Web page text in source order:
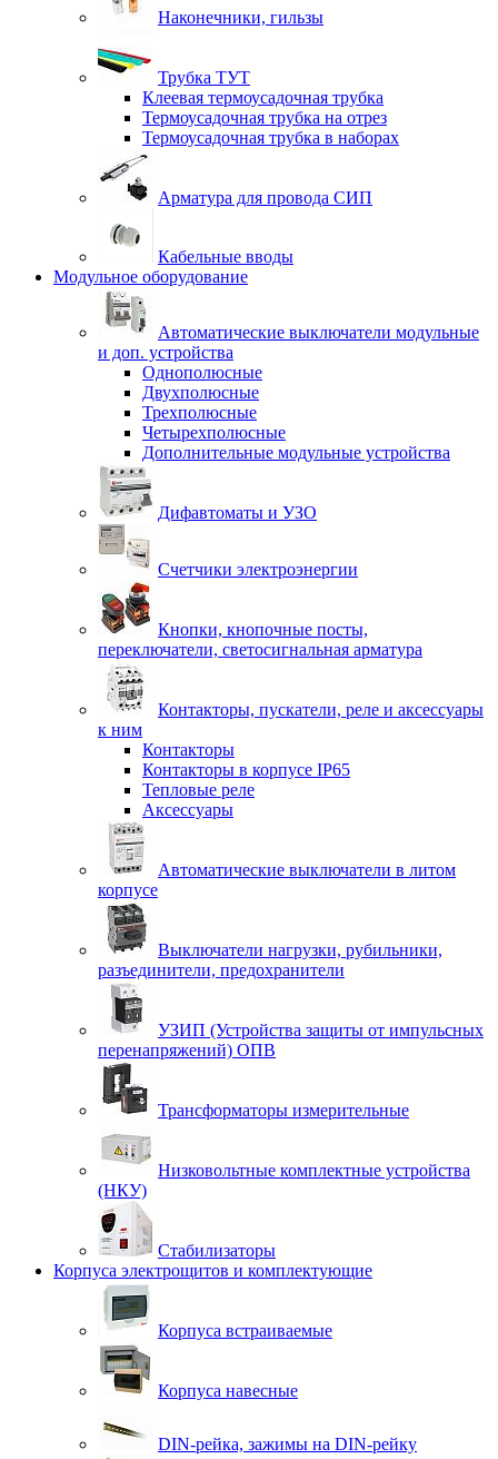
Наконечники, гильзы
Трубка ТУТ
Клеевая термоусадочная трубка
Термоусадочная трубка на отрез
Термоусадочная трубка в наборах
Арматура для провода СИП
Кабельные вводы
Модульное оборудование
Автоматические выключатели модульные
и доп. устройства
Однополюсные
Двухполюсные
Трехполюсные
Четырехполюсные
Дополнительные модульные устройства
Дифавтоматы и УЗО
Счетчики электроэнергии
Кнопки, кнопочные посты,
переключатели, светосигнальная арматура
Контакторы, пускатели, реле и аксессуары
к ним
Контакторы
Контакторы в корпусе IP65
Тепловые реле
Аксессуары
Автоматические выключатели в литом
корпусе
Выключатели нагрузки, рубильники,
разъединители, предохранители
УЗИП (Устройства защиты от импульсных
перенапряжений) ОПВ
Трансформаторы измерительные
Низковольтные комплектные устройства
(НКУ)
Стабилизаторы
Корпуса электрощитов и комплектующие
Корпуса встраиваемые
Корпуса навесные
DIN-рейка, зажимы на DIN-рейку